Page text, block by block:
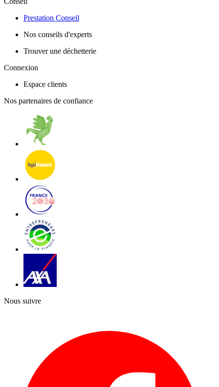
Prestation Conseil
Nos conseils d'experts
Trouver une déchetterie
Connexion
Espace clients
Nos partenaires de confiance
Nous suivre